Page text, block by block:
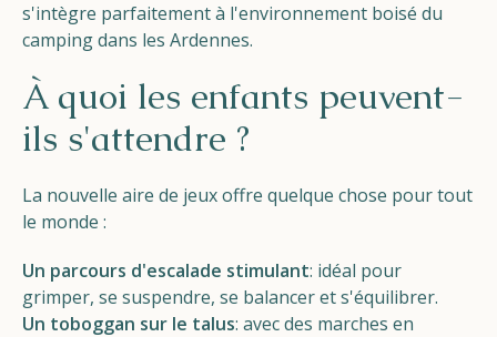
s'intègre parfaitement à l'environnement boisé du
camping dans les Ardennes.
À quoi les enfants peuvent-
ils s'attendre ?
La nouvelle aire de jeux offre quelque chose pour tout
le monde :
Un parcours d'escalade stimulant: idéal pour
grimper, se suspendre, se balancer et s'équilibrer.
Un toboggan sur le talus: avec des marches en